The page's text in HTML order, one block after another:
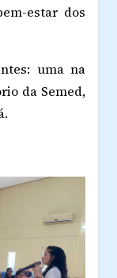
estar dos
uma na
da Semed,